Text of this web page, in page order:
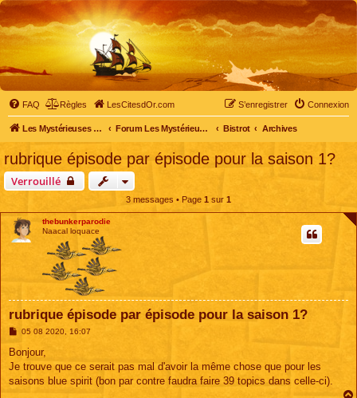
FAQ Règles LesCitesdOr.com Connexion
S’enregistrer
Les Mystérieuses Cités d'Or - LesCitesdOr.com Forum Les Mystérieuses Cités d'Or Bistrot Archives
rubrique épisode par épisode pour la saison 1?
Verrouillé
3 messages • Page 1 sur 1
thebunkerparodie
Naacal loquace
rubrique épisode par épisode pour la saison 1?
M
s
a
g
05 08 2020, 16:07
Bonjour,
Je trouve que ce serait pas mal d'avoir la même chose que pour les
saisons blue spirit (bon par contre faudra faire 39 topics dans celle-ci).